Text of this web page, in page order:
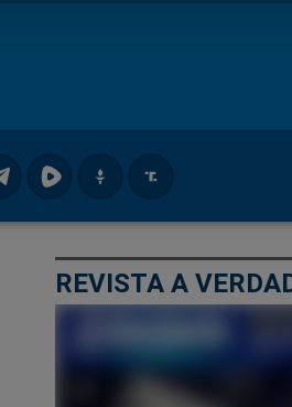
REVISTA A